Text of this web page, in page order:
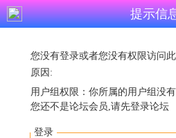
提示信
您没有登录或者您没有权限访问
原因:
用户组权限：你所属的用户组没
您还不是论坛会员,请先登录论坛
登录